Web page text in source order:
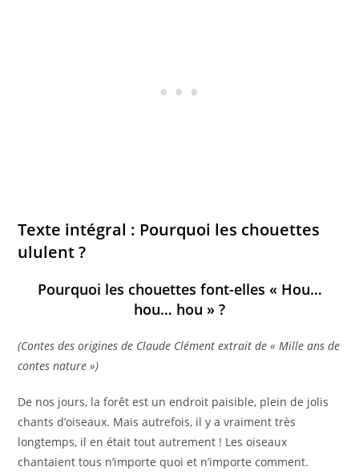
Texte intégral : Pourquoi les chouettes
ululent ?
Pourquoi les chouettes font-elles « Hou…
hou… hou » ?
(Contes des origines de Claude Clément extrait de « Mille ans de
contes nature »)
De nos jours, la forêt est un endroit paisible, plein de jolis
chants d’oiseaux. Mais autrefois, il y a vraiment très
longtemps, il en était tout autrement ! Les oiseaux
chantaient tous n’importe quoi et n’importe comment.